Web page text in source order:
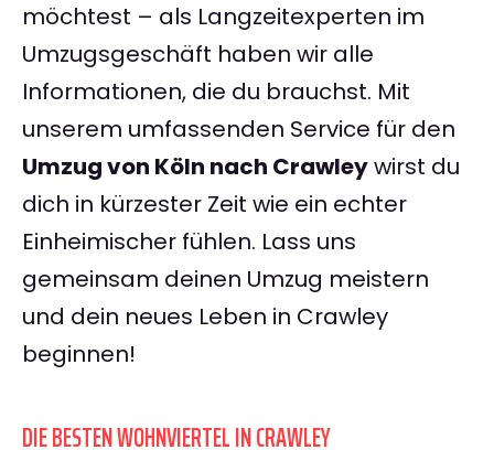
möchtest – als Langzeitexperten im
Umzugsgeschäft haben wir alle
Informationen, die du brauchst. Mit
unserem umfassenden Service für den
Umzug von Köln nach Crawleywirst du
dich in kürzester Zeit wie ein echter
Einheimischer fühlen. Lass uns
gemeinsam deinen Umzug meistern
und dein neues Leben in Crawley
beginnen!
DIE BESTEN WOHNVIERTEL IN CRAWLEY